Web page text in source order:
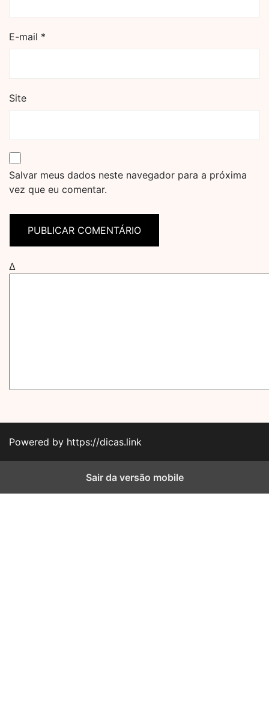
E-mail *
Site
Salvar meus dados neste navegador para a próxima
vez que eu comentar.
Δ
Powered by https://dicas.link
Sair da versão mobile